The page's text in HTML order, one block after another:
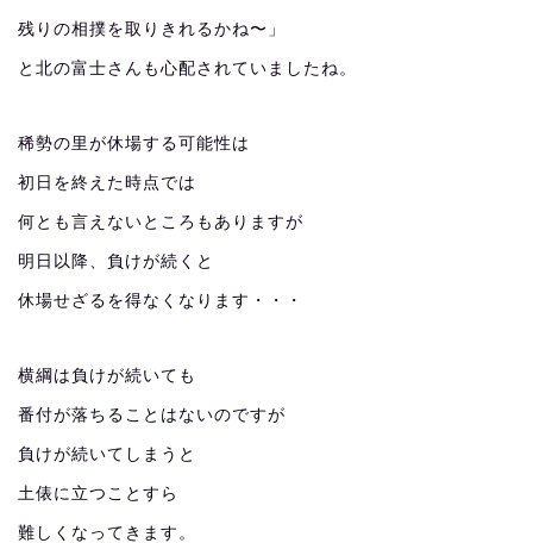
残りの相撲を取りきれるかね〜」
と北の富士さんも心配されていましたね。
稀勢の里が休場する可能性は
初日を終えた時点では
何とも言えないところもありますが
明日以降、負けが続くと
休場せざるを得なくなります・・・
横綱は負けが続いても
番付が落ちることはないのですが
負けが続いてしまうと
土俵に立つことすら
難しくなってきます。